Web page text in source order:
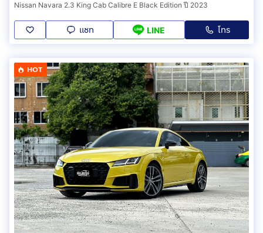
Nissan Navara 2.3 King Cab Calibre E Black Edition ปี 2023
แชท LINE โทร
HOT